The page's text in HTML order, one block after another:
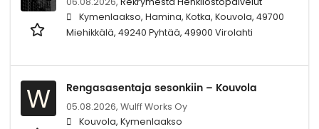
Kymenlaakso, Hamina, Kotka, Kouvola, 49700
Miehikkälä, 49240 Pyhtää, 49900 Virolahti
W Rengasasentaja sesonkiin – Kouvola
05.08.2026, Wulff Works Oy
Kouvola, Kymenlaakso